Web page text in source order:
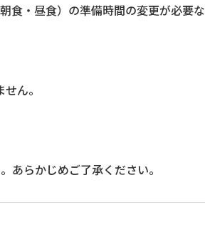
食・昼食）の準備時間の変更が必要な
ん。
らかじめご了承ください。